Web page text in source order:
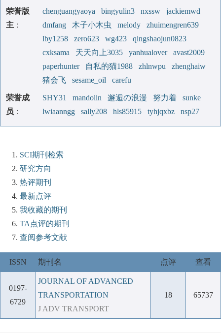
荣誉版
主 ：
chenguangyaoya bingyulin3 nxssw
jackiemwd
dmfang
木子小木虫 melody
zhuimengren639
lby1258
zero623 wg423
qingshaojun0823
cxksama
天天向上3035 yanhualover
avast2009
paperhunter
自私的猫1988 zhlnwpu
zhenghaiw
猪会飞
sesame_oil carefu
荣誉成
员 ：
SHY31 mandolin 邂逅の浪漫 努力着
sunke
lwiaanngg
sally208 hls85915 tyhjqxbz nsp27
SCI期刊检索
研究方向
热评期刊
最新点评
我收藏的期刊
TA点评的期刊
查阅参考文献
ISSN 期刊名 点评 查看
0197-
6729
JOURNAL OF ADVANCED
TRANSPORTATION
J ADV TRANSPORT
18 65737